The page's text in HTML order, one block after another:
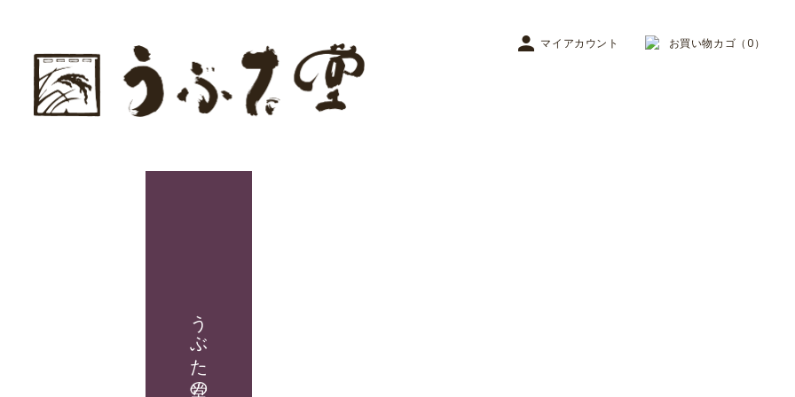
マイアカウント お買い物カゴ（0）
うぶた堂の商品